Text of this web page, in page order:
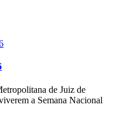
de Juiz de
a Semana Nacional